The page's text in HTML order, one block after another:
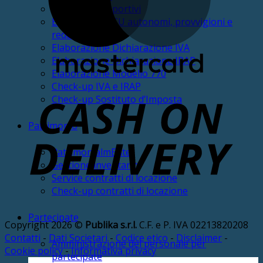
IVA Impianti sportivi
Elaborazione CU autonomi, provvigioni e
redditi diversi
Elaborazione Dichiarazione IVA
Elaborazione Dichiarazione IRAP
Elaborazione Modello 770
Check-up IVA e IRAP
Check-up Sostituto d’Imposta
Patrimonio
PatrimonialmEnte
Gestione inventario
Service contratti di locazione
Check-up contratti di locazione
Partecipate
Amministrazione del personale per
partecipate
Copyright 2026 © Publika s.r.l. C.F. e P. IVA 02213820208
Contatti - Dati Societari- Codice etico - Disclaimer -
Cookie policy-Informativa privacy